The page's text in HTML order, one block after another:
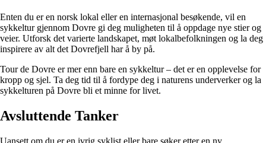
Enten du er en norsk lokal eller en internasjonal besøkende, vil en
sykkeltur gjennom Dovre gi deg muligheten til å oppdage nye stier og
veier. Utforsk det varierte landskapet, møt lokalbefolkningen og la deg
inspirere av alt det Dovrefjell har å by på.
Tour de Dovre er mer enn bare en sykkeltur – det er en opplevelse for
kropp og sjel. Ta deg tid til å fordype deg i naturens underverker og la
sykkelturen på Dovre bli et minne for livet.
Avsluttende Tanker
Uansett om du er en ivrig syklist eller bare søker etter en ny